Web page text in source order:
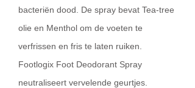
bacteriën dood. De spray bevat Tea-tree
olie en Menthol om de voeten te
verfrissen en fris te laten ruiken.
Footlogix Foot Deodorant Spray
neutraliseert vervelende geurtjes.